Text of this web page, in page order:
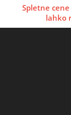
Spletne
lahko